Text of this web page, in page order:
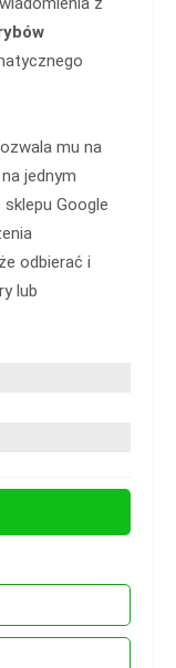
mu na
jednym
sklepu Google
odbierać i
lub